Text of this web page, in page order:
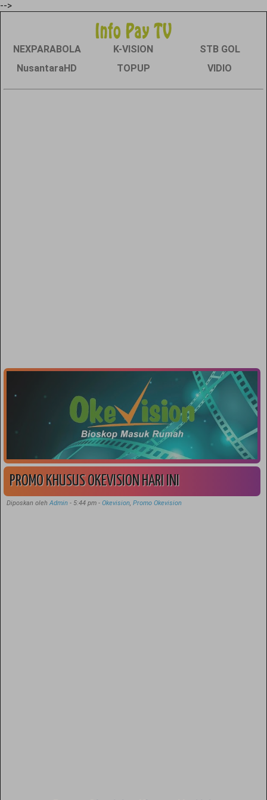
-->
NEXPARABOLA K-VISION
STB GOL
NusantaraHD
TOPUP VIDIO
PROMO KHUSUS OKEVISION HARI INI
Diposkan olehAdmin - 5:44 pm- Okevision,Promo Okevision